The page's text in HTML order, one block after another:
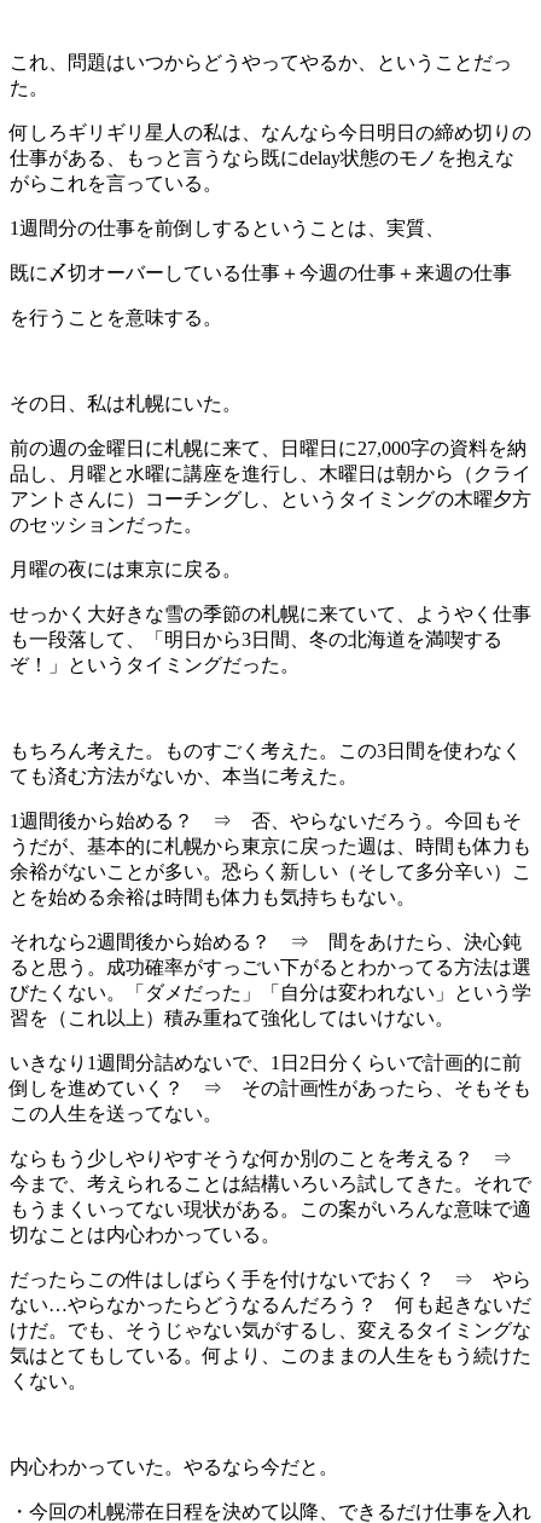
これ、問題はいつからどうやってやるか、ということだっ
た。
何しろギリギリ星人の私は、なんなら今日明日の締め切りの
仕事がある、もっと言うなら既にdelay状態のモノを抱えな
がらこれを言っている。
1週間分の仕事を前倒しするということは、実質、
既に〆切オーバーしている仕事＋今週の仕事＋来週の仕事
を行うことを意味する。
その日、私は札幌にいた。
前の週の金曜日に札幌に来て、日曜日に27,000字の資料を納
品し、月曜と水曜に講座を進行し、木曜日は朝から（クライ
アントさんに）コーチングし、というタイミングの木曜夕方
のセッションだった。
月曜の夜には東京に戻る。
せっかく大好きな雪の季節の札幌に来ていて、ようやく仕事
も一段落して、「明日から3日間、冬の北海道を満喫する
ぞ！」というタイミングだった。
もちろん考えた。ものすごく考えた。この3日間を使わなく
ても済む方法がないか、本当に考えた。
1週間後から始める？ ⇒ 否、やらないだろう。今回もそ
うだが、基本的に札幌から東京に戻った週は、時間も体力も
余裕がないことが多い。恐らく新しい（そして多分辛い）こ
とを始める余裕は時間も体力も気持ちもない。
それなら2週間後から始める？ ⇒ 間をあけたら、決心鈍
ると思う。成功確率がすっごい下がるとわかってる方法は選
びたくない。「ダメだった」「自分は変われない」という学
習を（これ以上）積み重ねて強化してはいけない。
いきなり1週間分詰めないで、1日2日分くらいで計画的に前
倒しを進めていく？ ⇒ その計画性があったら、そもそも
この人生を送ってない。
ならもう少しやりやすそうな何か別のことを考える？ ⇒
今まで、考えられることは結構いろいろ試してきた。それで
もうまくいってない現状がある。この案がいろんな意味で適
切なことは内心わかっている。
だったらこの件はしばらく手を付けないでおく？ ⇒ やら
ない…やらなかったらどうなるんだろう？ 何も起きないだ
けだ。でも、そうじゃない気がするし、変えるタイミングな
気はとてもしている。何より、このままの人生をもう続けた
くない。
内心わかっていた。やるなら今だと。
・今回の札幌滞在日程を決めて以降、できるだけ仕事を入れ